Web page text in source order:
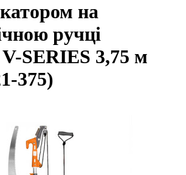
на
ручці
SERIES 3,75 м
375)